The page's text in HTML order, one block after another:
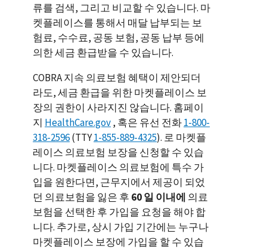
류를 검색, 그리고 비교할 수 있습니다. 마
켓플레이스를 통해서 매달 납부되는 보
험료, 수수료, 공동 보험, 공동 납부 등에
의한 세금 환급받을 수 있습니다.
COBRA 지속 의료보험 혜택이 제안되더
라도, 세금 환급을 위한 마켓플레이스 보
장의 권한이 사라지진 않습니다. 홈페이
지 HealthCare.gov, 혹은 유선 전화1-800-
318-2596(TTY1-855-889-4325). 로 마켓플
레이스 의료보험 보장을 신청할 수 있습
니다. 마켓플레이스 의료보험에 특수 가
입을 원한다면, 근무지에서 제공이 되었
던 의료보험을 잃은 후 60 일 이내에 의료
보험을 선택한 후 가입을 요청을 해야 합
니다. 추가로, 상시 가입 기간에는 누구나
마켓플레이스 보장에 가입을 할 수 있습